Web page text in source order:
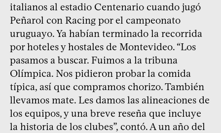
italianos al estadio Centenario cuando jugó
Peñarol con Racing por el campeonato
uruguayo. Ya habían terminado la recorrida
por hoteles y hostales de Montevideo. “Los
pasamos a buscar. Fuimos a la tribuna
Olímpica. Nos pidieron probar la comida
típica, así que compramos chorizo. También
llevamos mate. Les damos las alineaciones de
los equipos, y una breve reseña que incluye
la historia de los clubes”, contó. A un año del